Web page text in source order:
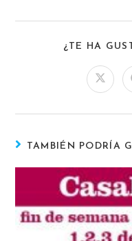
¿TE HA
TAMBIÉN PODRÍA